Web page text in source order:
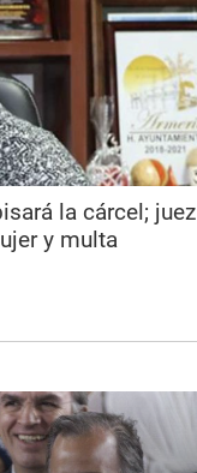
la cárcel; juez
y multa